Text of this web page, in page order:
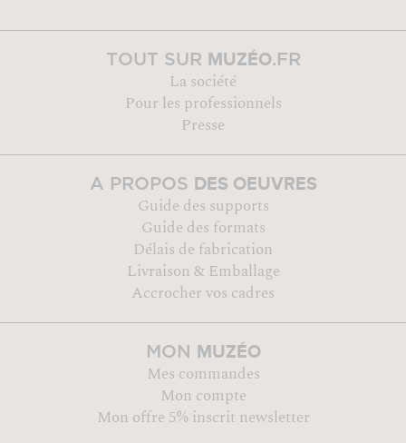
TOUT SUR MUZÉO.FR
La société
Pour les professionnels
Presse
A PROPOS DES OEUVRES
Guide des supports
Guide des formats
Délais de fabrication
Livraison & Emballage
Accrocher vos cadres
MON MUZÉO
Mes commandes
Mon compte
Mon offre 5% inscrit newsletter